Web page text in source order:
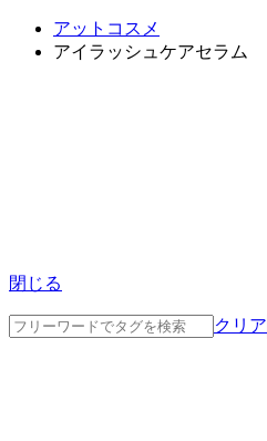
アットコスメ
アイラッシュケアセラム
閉じる
クリア